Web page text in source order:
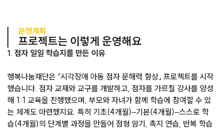
운영계획
프로젝트는 이렇게 운영해요
1. 점자 일일 학습지를 만든 이유
행복나눔재단은 「시각장애 아동 점자 문해력 향상」 프로젝트를 시작
했습니다. 점자 교재와 교구를 개발하고, 점자를 가르칠 강사를 양성
해 1:1 교육을 진행했으며, 부모와 자녀가 함께 학습에 참여할 수 있
는 체계도 마련했지요. 특히 기초(4개월)–기본(4개월)–스스로 학
습(4개월)의 단계별 과정을 만들어 점형 암기, 촉지 연습, 반복 학습